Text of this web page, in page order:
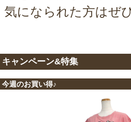
気になられた方はぜ
キャンペーン&特集
今週のお買い得♪